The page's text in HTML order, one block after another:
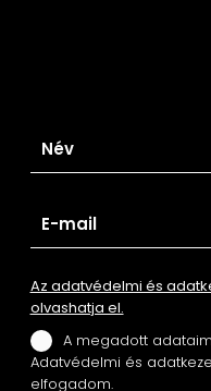
Az adatvédelmi és
olvashatja el.
A megadott
Adatvédelmi és adatkezelési
elfogadom.